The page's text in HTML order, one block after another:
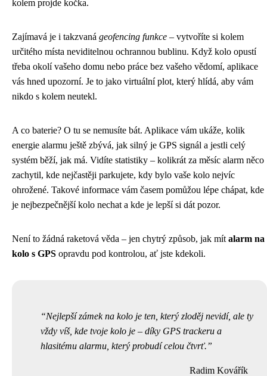
kolem projde kočka.
Zajímavá je i takzvaná geofencing funkce – vytvoříte si kolem
určitého místa neviditelnou ochrannou bublinu. Když kolo opustí
třeba okolí vašeho domu nebo práce bez vašeho vědomí, aplikace
vás hned upozorní. Je to jako virtuální plot, který hlídá, aby vám
nikdo s kolem neutekl.
A co baterie? O tu se nemusíte bát. Aplikace vám ukáže, kolik
energie alarmu ještě zbývá, jak silný je GPS signál a jestli celý
systém běží, jak má. Vidíte statistiky – kolikrát za měsíc alarm něco
zachytil, kde nejčastěji parkujete, kdy bylo vaše kolo nejvíc
ohrožené. Takové informace vám časem pomůžou lépe chápat, kde
je nejbezpečnější kolo nechat a kde je lepší si dát pozor.
Není to žádná raketová věda – jen chytrý způsob, jak mít alarm na
kolo s GPS opravdu pod kontrolou, ať jste kdekoli.
Nejlepší zámek na kolo je ten, který zloděj nevidí, ale ty
vždy víš, kde tvoje kolo je – díky GPS trackeru a
hlasitému alarmu, který probudí celou čtvrť.
Radim Kovářík